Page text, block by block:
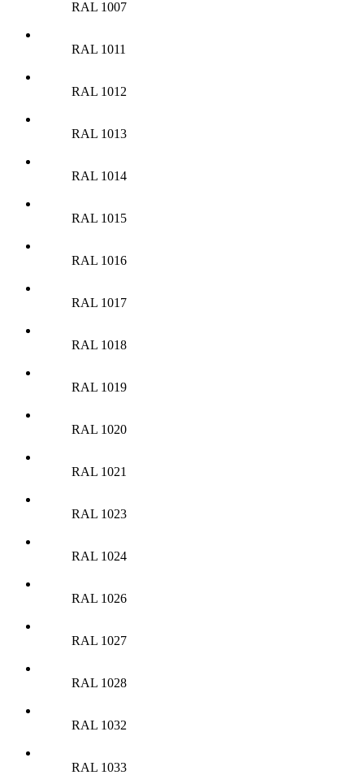
RAL 1007
RAL 1011
RAL 1012
RAL 1013
RAL 1014
RAL 1015
RAL 1016
RAL 1017
RAL 1018
RAL 1019
RAL 1020
RAL 1021
RAL 1023
RAL 1024
RAL 1026
RAL 1027
RAL 1028
RAL 1032
RAL 1033